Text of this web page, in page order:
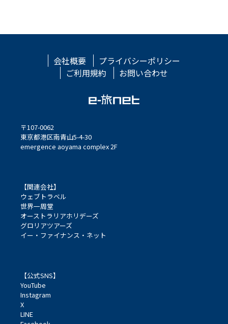
会社概要
プライバシーポリシー
ご利用規約
お問い合わせ
〒107-0062
東京都港区南青山5-4-30
emergence aoyama complex 2F
【関連会社】
ウェブトラベル
世界一周堂
オーストラリアホリデーズ
グロリアツアーズ
イー・ファイナンス・ネット
【公式SNS】
YouTube
Instagram
X
LINE